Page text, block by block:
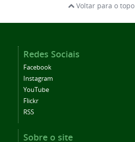
Voltar para o topo
Redes Sociais
Facebook
Instagram
YouTube
Flickr
RSS
Sobre o site